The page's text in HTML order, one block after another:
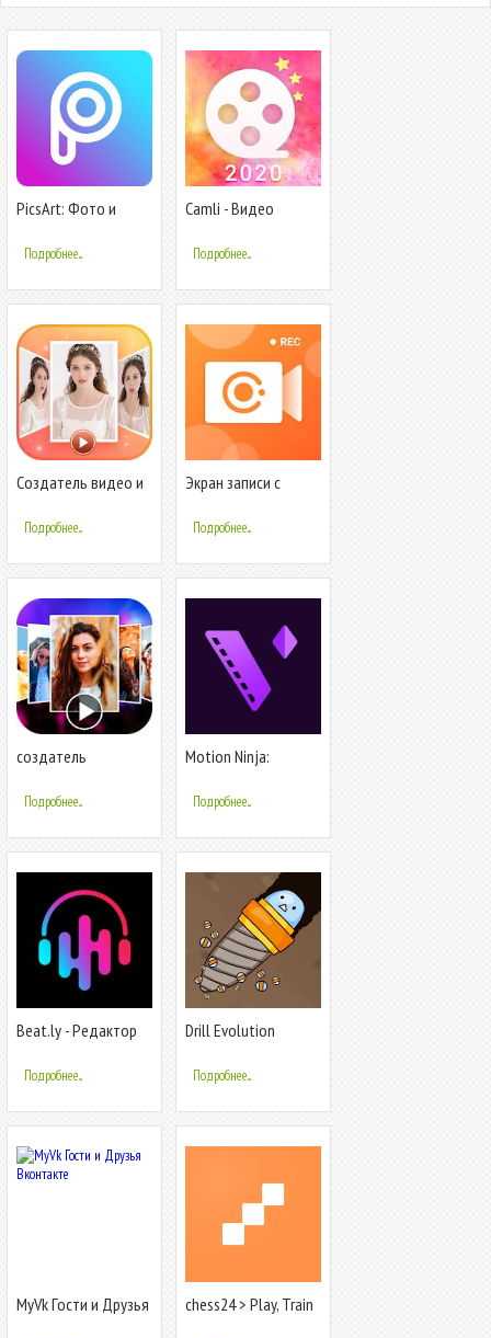
PicsArt: Фото и
создатель
коллажей
Подробнее...
Camli - Видео
Maker & Beauty
Camera
Подробнее...
Создатель видео и
редактор
Подробнее...
Экран записи с
редактор
Подробнее...
создатель
видео
Подробнее...
Motion Ninja:
Создатель
анимации
Подробнее...
Beat.ly - Редактор
музыкой
Подробнее...
Drill Evolution
Подробнее...
MyVk Гости и Друзья
chess24 > Play, Train